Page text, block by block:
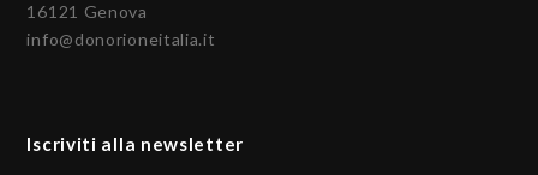
16121 Genova
info@donorioneitalia.it
Iscriviti alla newsletter